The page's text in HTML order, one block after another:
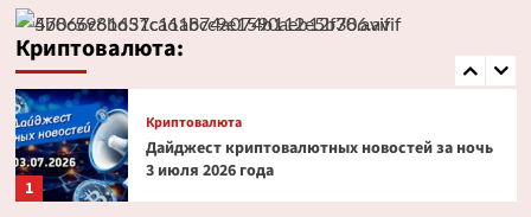
Криптовалюта:
5
Эксперт PlanB допустил снижение биткоина
до $52 000
1
Криптовалюта
Дайджест криптовалютных новостей за ночь
3 июля 2026 года